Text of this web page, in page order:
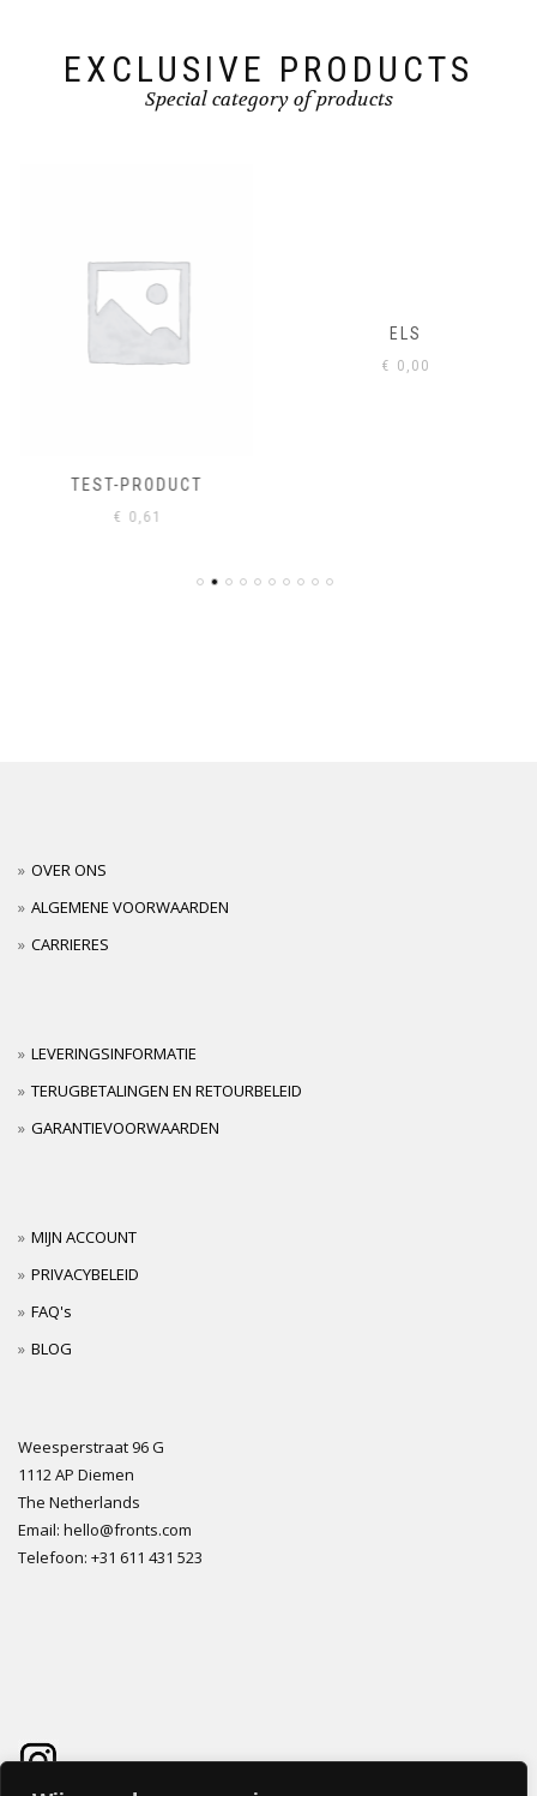
EXCLUSIVE PRODUCTS
Special category of products
TEST-PRODUCT
€0,61
ELS
€0,00
OVER ONS
ALGEMENE VOORWAARDEN
CARRIERES
LEVERINGSINFORMATIE
TERUGBETALINGEN EN RETOURBELEID
GARANTIEVOORWAARDEN
MIJN ACCOUNT
PRIVACYBELEID
FAQ's
BLOG
Weesperstraat 96 G
1112 AP Diemen
The Netherlands
Email: hello@fronts.com
Telefoon: +31 611 431 523